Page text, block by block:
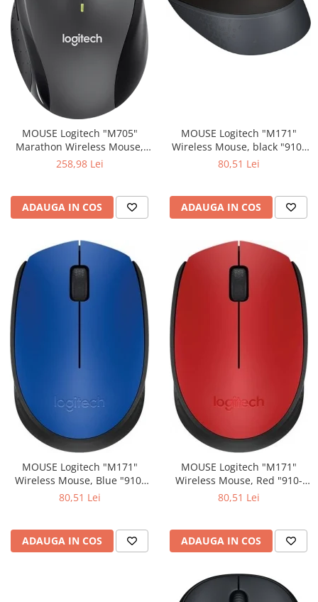
MOUSE Logitech "M705"
Marathon Wireless Mouse,
black "910-001949" (include
258,98 Lei
ADAUGA IN COS
MOUSE Logitech "M171"
Wireless Mouse, black "910-
80,51 Lei
ADAUGA IN COS
MOUSE Logitech "M171"
Wireless Mouse, Blue "910-
80,51 Lei
ADAUGA IN COS
MOUSE Logitech "M171"
Wireless Mouse, Red "910-
80,51 Lei
ADAUGA IN COS